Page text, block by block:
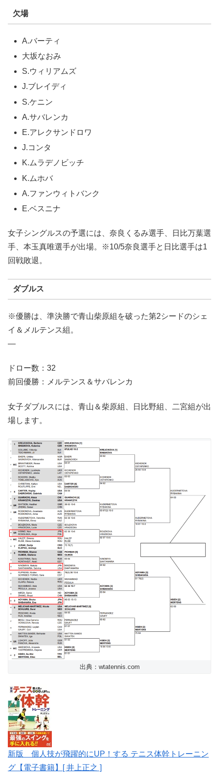
欠場
A.バーティ
大坂なおみ
S.ウィリアムズ
J.ブレイディ
S.ケニン
A.サバレンカ
E.アレクサンドロワ
J.コンタ
K.ムラデノビッチ
K.ムホバ
A.ファンウィトバンク
E.ベスニナ
女子シングルスの予選には、奈良くるみ選手、日比万葉選
手、本玉真唯選手が出場。※10/5奈良選手と日比選手は1
回戦敗退。
ダブルス
※優勝は、準決勝で青山柴原組を破った第2シードのシェ
イ＆メルテンス組。
—
ドロー数：32
前回優勝：メルテンス＆サバレンカ
女子ダブルスには、青山＆柴原組、日比野組、二宮組が出
場します。
出典：wtatennis.com
新版 個人技が飛躍的にUP！する テニス体幹トレーニン
グ【電子書籍】[ 井上正之 ]